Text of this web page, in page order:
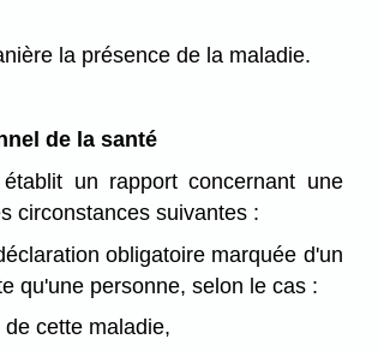
la présence de la maladie.
de la santé
un rapport concernant une
circonstances suivantes :
obligatoire marquée d'un
qu'une personne, selon le cas :
cette maladie,